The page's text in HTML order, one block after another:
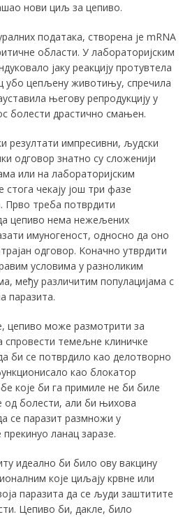
нови циљ за цепиво.
података, створена је mRNA
области. У лабораторијским
јаку реакцију протувтела
убо цепљену животињу, спречила
његову репродукцију у
болести драстично смањен.
резултати импресивни, људски
одговор знатно су сложенији
или на лабораторијским
чекају још три фазе
Прво треба потврдити
цепиво нема нежељених
имуногеност, односно да оно
одговор. Kоначно утврдити
условима у разноликим
међу различитим популацијама с
паразита.
цепиво може размотрити за
спровести темељне клиничке
би се потврдило као делотворно
као блокатор
које би га примиле не би биле
од болести, али би њихова
се паразит размножи у
ланац заразе.
идеално би било ову вакцину
које циљају крвне или
паразита да се људи заштитите
Цепиво би, дакле, било